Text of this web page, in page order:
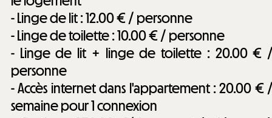
- Linge de lit : 12.00 € / personne
- Linge de toilette : 10.00 € / personne
- Linge de lit + linge de toilette : 20.00 €
personne
- Accès internet dans l'appartement : 20.00 €
semaine pour 1 connexion